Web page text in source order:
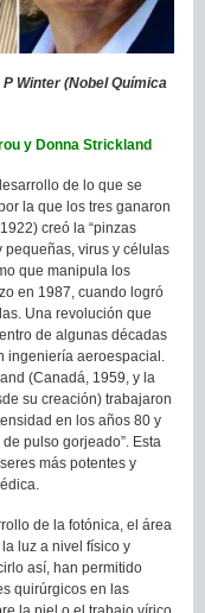
Winter (Nobel Química
y Donna Strickland
de lo que se
la que los tres ganaron
creó la “pinzas
pequeñas, virus y células
que manipula los
en 1987, cuando logró
Una revolución que
de algunas décadas
ingeniería aeroespacial.
(Canadá, 1959, y la
su creación) trabajaron
en los años 80 y
pulso gorjeado”. Esta
más potentes y
de la fotónica, el área
luz a nivel físico y
así, han permitido
quirúrgicos en las